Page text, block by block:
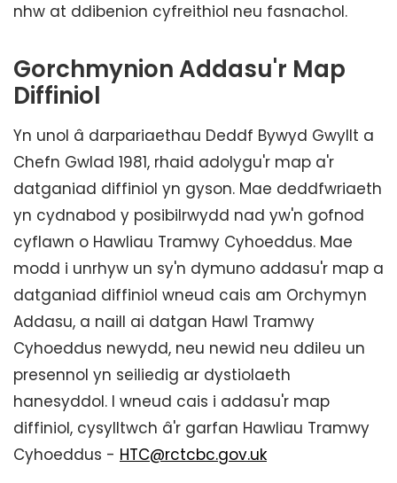
nhw at ddibenion cyfreithiol neu fasnachol.
Gorchmynion Addasu'r Map
Diffiniol
Yn unol â darpariaethau Deddf Bywyd Gwyllt a
Chefn Gwlad 1981, rhaid adolygu'r map a'r
datganiad diffiniol yn gyson. Mae deddfwriaeth
yn cydnabod y posibilrwydd nad yw'n gofnod
cyflawn o Hawliau Tramwy Cyhoeddus. Mae
modd i unrhyw un sy'n dymuno addasu'r map a
datganiad diffiniol wneud cais am Orchymyn
Addasu, a naill ai datgan Hawl Tramwy
Cyhoeddus newydd, neu newid neu ddileu un
presennol yn seiliedig ar dystiolaeth
hanesyddol. I wneud cais i addasu'r map
diffiniol, cysylltwch â'r garfan Hawliau Tramwy
Cyhoeddus - HTC@rctcbc.gov.uk